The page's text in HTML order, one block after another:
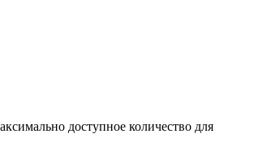
доступное количество для